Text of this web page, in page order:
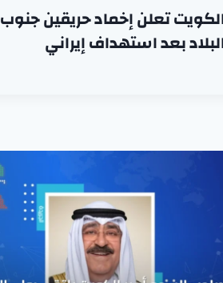
تعلن إخماد حريقين جنوب
بعد استهداف إيراني